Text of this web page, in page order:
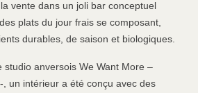
vente dans un joli bar conceptuel
plats du jour frais se composant,
durables, de saison et biologiques.
studio anversois We Want More –
un intérieur a été conçu avec des